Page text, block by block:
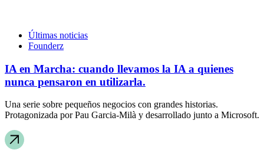
Últimas noticias
Founderz
IA en Marcha: cuando llevamos la IA a quienes
nunca pensaron en utilizarla.
Una serie sobre pequeños negocios con grandes historias.
Protagonizada por Pau Garcia-Milà y desarrollado junto a Microsoft.